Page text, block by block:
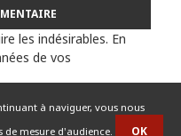
à naviguer, vous nous
mesure d'audience.
les indésirables. En
de vos